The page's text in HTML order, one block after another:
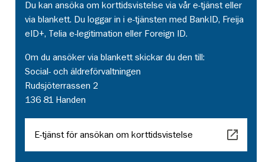
Du kan ansöka om korttidsvistelse via vår e-tjänst eller
via blankett. Du loggar in i e-tjänsten med BankID, Freija
eID+, Telia e-legitimation eller Foreign ID.
Om du ansöker via blankett skickar du den till:
Social- och äldreförvaltningen
Rudsjöterrassen 2
136 81 Handen
E-tjänst för ansökan om korttidsvistelse